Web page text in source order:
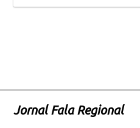
Jornal Fala Regional